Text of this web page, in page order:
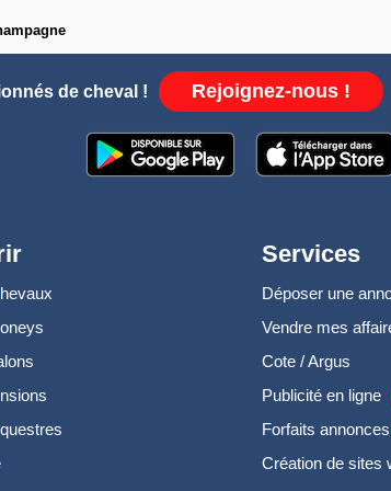
de cheval ! Rejoignez-nous !
Services
Déposer une
Vendre mes
Cote / Argus
Publicité en ligne
Forfaits annonces
Création de sites